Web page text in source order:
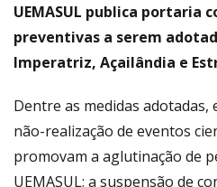
UEMASUL publica portaria
preventivas a serem
Imperatriz, Açailândia e
Dentre as medidas adotadas,
não-realização de eventos
promovam a aglutinação de
UEMASUL; a suspensão de